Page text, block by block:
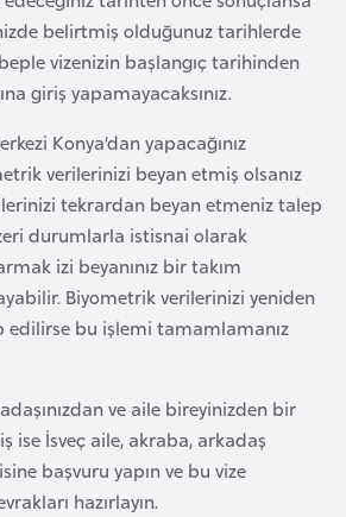
belirtmiş olduğunuz tarihlerde
vizenizin başlangıç tarihinden
giriş yapamayacaksınız.
Konya’dan yapacağınız
verilerinizi beyan etmiş olsanız
tekrardan beyan etmeniz talep
durumlarla istisnai olarak
izi beyanınız bir takım
Biyometrik verilerinizi yeniden
edilirse bu işlemi tamamlamanız
ve aile bireyinizden bir
ise İsveç aile, akraba, arkadaş
başvuru yapın ve bu vize
hazırlayın.